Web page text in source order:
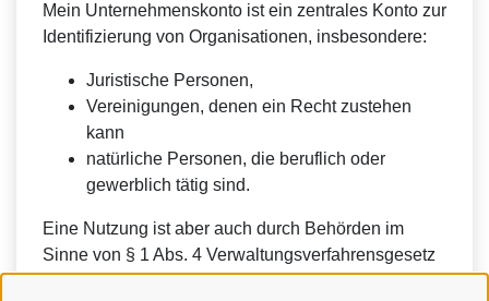
Mein Unternehmenskonto ist ein zentrales Konto zur
Identifizierung von Organisationen, insbesondere:
Juristische Personen,
Vereinigungen, denen ein Recht zustehen
kann
natürliche Personen, die beruflich oder
gewerblich tätig sind.
Eine Nutzung ist aber auch durch Behörden im
Sinne von § 1 Abs. 4 Verwaltungsverfahrensgesetz
(VwVfG) möglich.